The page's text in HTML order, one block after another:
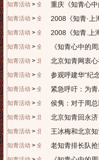
知青活动 > 全国知青重庆《知青心
知青活动 > 全国知青2008《知青·上
知青活动 > 全国知青2008《知青.上
知青活动 > 全国知青《知青心中的
知青活动 > 北京知青北京知青网衷
知青活动 > 全国知青参观呼建华“纪
知青活动 > 全国知青紧急呼吁：为
知青活动 > 全国知青侯隽：对于周
知青活动 > 北京知青北京知青回永济
知青活动 > 北京知青王冰梅和北京知
知青活动 > 全国知青老知青排长队